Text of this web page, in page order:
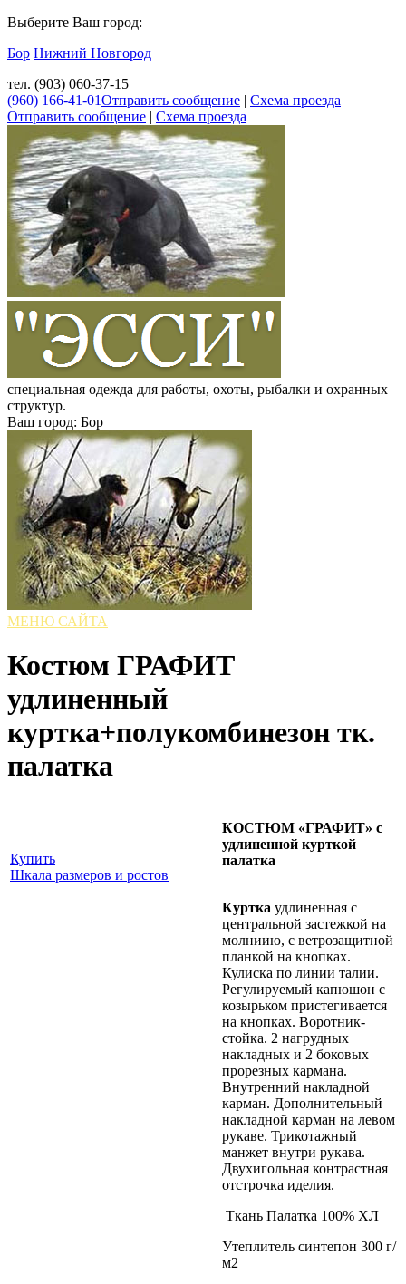
Выберите Ваш город:
Бор Нижний Новгород
тел. (903) 060-37-15
(960) 166-41-01Отправить сообщение | Схема проезда
Отправить сообщение | Схема проезда
специальная одежда для работы, охоты, рыбалки и охранных
структур.
Ваш город: Бор
МЕНЮ САЙТА
Костюм ГРАФИТ
удлиненный
куртка+полукомбинезон тк.
палатка
Купить
Шкала размеров и ростов
КОСТЮМ «ГРАФИТ» с
удлиненной курткой
палатка
Куртка удлиненная с
центральной застежкой на
молниию, с ветрозащитной
планкой на кнопках.
Кулиска по линии талии.
Регулируемый капюшон с
козырьком пристегивается
на кнопках. Воротник-
стойка. 2 нагрудных
накладных и 2 боковых
прорезных кармана.
Внутренний накладной
карман. Дополнительный
накладной карман на левом
рукаве. Трикотажный
манжет внутри рукава.
Двухигольная контрастная
отстрочка иделия.
Ткань Палатка 100% ХЛ
Утеплитель синтепон 300 г/
м2